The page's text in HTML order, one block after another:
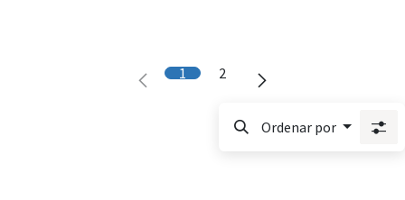
1 2
Ordenar por